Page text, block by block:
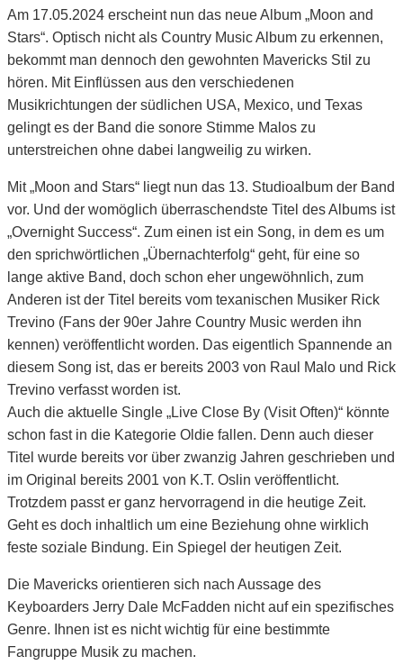
Am 17.05.2024 erscheint nun das neue Album „Moon and
Stars“. Optisch nicht als Country Music Album zu erkennen,
bekommt man dennoch den gewohnten Mavericks Stil zu
hören. Mit Einflüssen aus den verschiedenen
Musikrichtungen der südlichen USA, Mexico, und Texas
gelingt es der Band die sonore Stimme Malos zu
unterstreichen ohne dabei langweilig zu wirken.
Mit „Moon and Stars“ liegt nun das 13. Studioalbum der Band
vor. Und der womöglich überraschendste Titel des Albums ist
„Overnight Success“. Zum einen ist ein Song, in dem es um
den sprichwörtlichen „Übernachterfolg“ geht, für eine so
lange aktive Band, doch schon eher ungewöhnlich, zum
Anderen ist der Titel bereits vom texanischen Musiker Rick
Trevino (Fans der 90er Jahre Country Music werden ihn
kennen) veröffentlicht worden. Das eigentlich Spannende an
diesem Song ist, das er bereits 2003 von Raul Malo und Rick
Trevino verfasst worden ist.
Auch die aktuelle Single „Live Close By (Visit Often)“ könnte
schon fast in die Kategorie Oldie fallen. Denn auch dieser
Titel wurde bereits vor über zwanzig Jahren geschrieben und
im Original bereits 2001 von K.T. Oslin veröffentlicht.
Trotzdem passt er ganz hervorragend in die heutige Zeit.
Geht es doch inhaltlich um eine Beziehung ohne wirklich
feste soziale Bindung. Ein Spiegel der heutigen Zeit.
Die Mavericks orientieren sich nach Aussage des
Keyboarders Jerry Dale McFadden nicht auf ein spezifisches
Genre. Ihnen ist es nicht wichtig für eine bestimmte
Fangruppe Musik zu machen.